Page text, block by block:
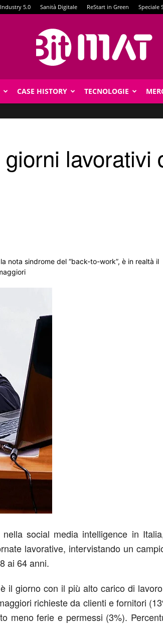
Industry 5.0 Sanità Digitale ReStart in Green Speciale
CASE HISTORY TECNOLOGIE
lavorativi
nota sindrome del “back-to-work”, è in realtà il
social media intelligence in
lavorative, intervistando un
ai 64 anni.
il giorno con il più alto carico di
richieste da clienti e fornitori
meno ferie e permessi (3%).